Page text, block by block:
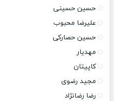
حسین حسینی
علیرضا محبوب
حسین حصارکی
مهدیار
کاپیتان
مجید رضوی
رضا رضانژاد